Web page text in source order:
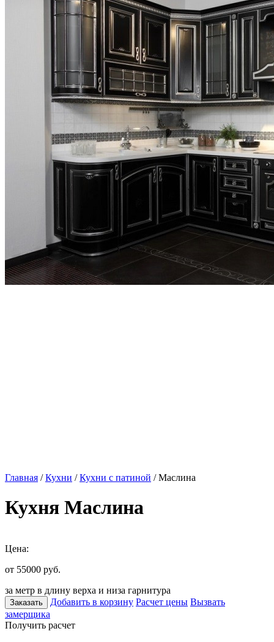
Главная /Кухни /Кухни с патиной / Маслина
Кухня Маслина
Цена:
от 55000 руб.
за метр в длину верха и низа гарнитура
Заказать Добавить в корзину Расчет цены Вызвать
замерщика
Получить расчет